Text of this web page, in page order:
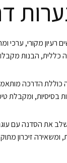
רעיון מקורי, ערכי
כללית, הבנות
כוללת הדרכה
בסיסיות, ומקבלת
את הסדנה עם
ומשאירה זיכרון